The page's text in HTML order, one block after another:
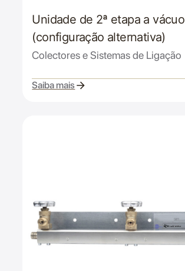
Unidade de 2ª etapa a vácuo
(configuração alternativa)
Colectores e Sistemas de Ligação
Saiba mais